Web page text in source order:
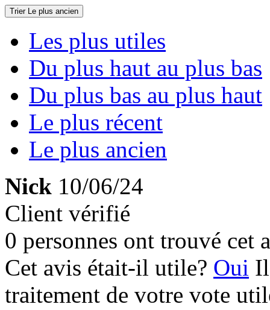
Trier Le plus ancien
Les plus utiles
Du plus haut au plus bas
Du plus bas au plus haut
Le plus récent
Le plus ancien
Nick 10/06/24
Client vérifié
0 personnes ont trouvé cet
Cet avis était-il utile? Oui
traitement de votre vote